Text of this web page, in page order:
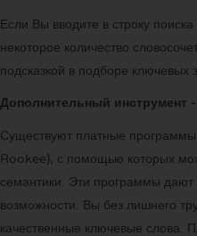
Если Вы вводите в строку
некоторое количество
подсказкой в подборе ключевых
Дополнительный инструмент
Существуют платные
Rookee), с помощью которых
семантики. Эти программы
возможности. Вы без лишнего
качественные ключевые слова.